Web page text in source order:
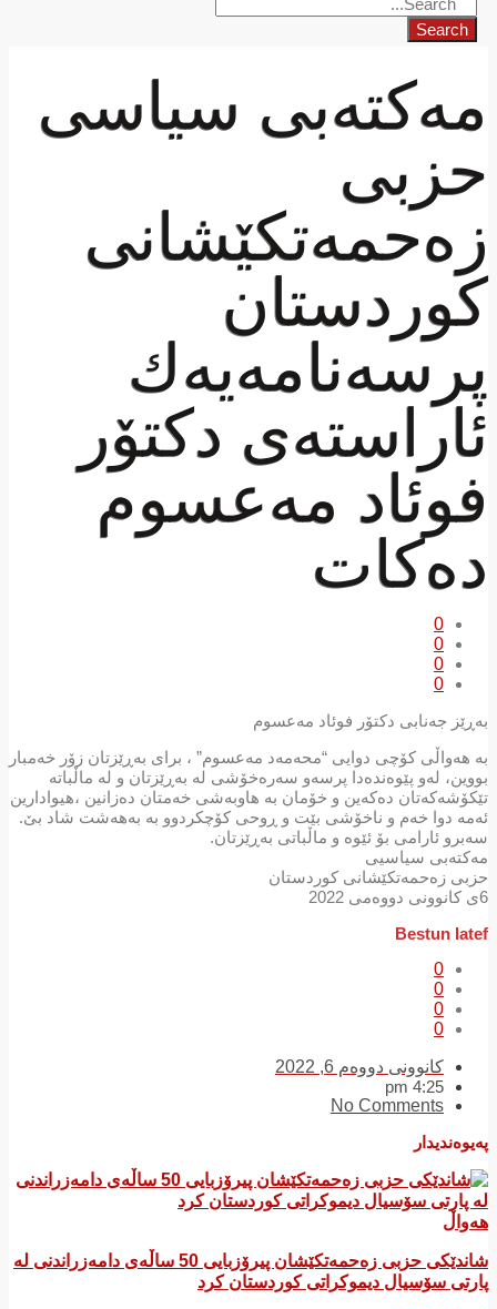
Search
مەكتەبی سیاسی
حزبی
زەحمەتكێشانی
كوردستان
پرسەنامەیەك
ئاراستەی دكتۆر
فوئاد مەعسوم
دەكات
0
0
0
0
بەڕێز جەنابی دکتۆر فوئاد مەعسوم
بە هەواڵی کۆچی دوایی “محەمەد مەعسوم” ، برای بەڕێزتان زۆر خەمبار
بووین، لەو پێوەندەدا پرسەو سەرەخۆشی لە بەڕێزتان و لە ماڵباتە
تێکۆشەکەتان دەکەین و خۆمان بە هاوبەشی خەمتان دەزانین ،هیوادارین
ئەمە دوا خەم و ناخۆشی بێت و ڕوحی کۆچکردوو بە بەهەشت شاد بێ.
سەبرو ئارامی بۆ ئێوە و ماڵباتی بەڕێزتان.
مەکتەبی سیاسیی
حزبی زەحمەتكێشانی كوردستان
6ی کانوونی دووەمی 2022
Bestun latef
0
0
0
0
کانوونی دووەم 6, 2022
4:25 pm
No Comments
پەیوەندیدار
هەواڵ
شاندێکی حزبی زەحمەتکێشان پیرۆزبایی 50 ساڵەی دامەزراندنی لە
پارتی سۆسیال دیموکراتی کوردستان کرد